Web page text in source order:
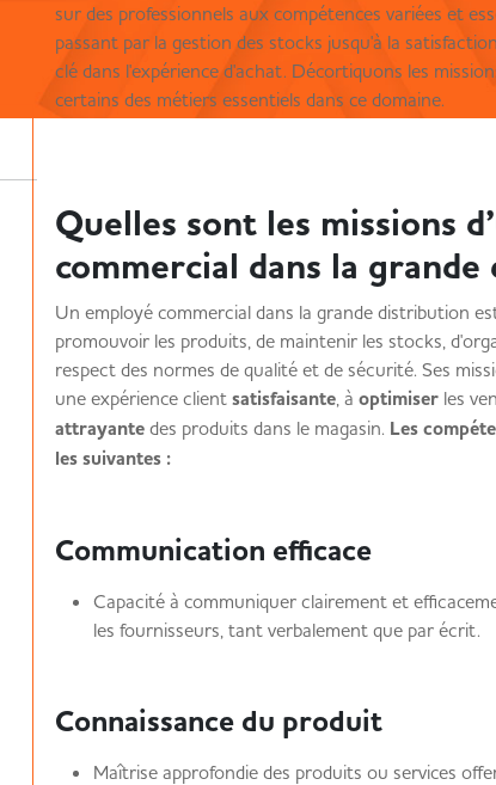
sur des professionnels aux compétences variées et
passant par la gestion des stocks jusqu'à la
clé dans l'expérience d'achat. Décortiquons les
certains des métiers essentiels dans ce domaine.
Quelles sont les missions
commercial dans la
Un employé commercial dans la grande distribution
promouvoir les produits, de maintenir les stocks,
respect des normes de qualité et de sécurité. Ses
une expérience client satisfaisante, à optimiser les
attrayante des produits dans le magasin. Les
les suivantes :
Communication efficace
Capacité à communiquer clairement et
les fournisseurs, tant verbalement que par écrit.
Connaissance du produit
Maîtrise approfondie des produits ou services